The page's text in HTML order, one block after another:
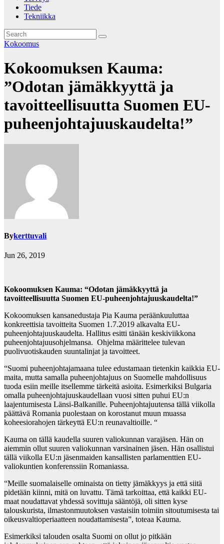
Tiede
Tekniikka
Kokoomus
Kokoomuksen Kauma:
”Odotan jämäkkyyttä ja
tavoitteellisuutta Suomen EU-
puheenjohtajuuskaudelta!”
Bykerttuvali
Jun 26, 2019
Kokoomuksen Kauma: “Odotan jämäkkyyttä ja
tavoitteellisuutta Suomen EU-puheenjohtajuuskaudelta!”
Kokoomuksen kansanedustaja Pia Kauma peräänkuuluttaa
konkreettisia tavoitteita Suomen 1.7.2019 alkavalta EU-
puheenjohtajuuskaudelta. Hallitus esitti tänään keskiviikkona
puheenjohtajuusohjelmansa. Ohjelma määrittelee tulevan
puolivuotiskauden suuntalinjat ja tavoitteet.
“Suomi puheenjohtajamaana tulee edustamaan tietenkin kaikkia EU-
maita, mutta samalla puheenjohtajuus on Suomelle mahdollisuus
tuoda esiin meille itsellemme tärkeitä asioita. Esimerkiksi Bulgaria
omalla puheenjohtajuuskaudellaan vuosi sitten puhui EU:n
laajentumisesta Länsi-Balkanille. Puheenjohtajuutensa tällä viikolla
päättävä Romania puolestaan on korostanut muun muassa
koheesiorahojen tärkeyttä EU:n reunavaltioille. “
Kauma on tällä kaudella suuren valiokunnan varajäsen. Hän on
aiemmin ollut suuren valiokunnan varsinainen jäsen. Hän osallistui
tällä viikolla EU:n jäsenmaiden kansallisten parlamenttien EU-
valiokuntien konferenssiin Romaniassa.
“Meille suomalaiselle ominaista on tietty jämäkkyys ja että siitä
pidetään kiinni, mitä on luvattu. Tämä tarkoittaa, että kaikki EU-
maat noudattavat yhdessä sovittuja sääntöjä, oli sitten kyse
talouskurista, ilmastonmuutoksen vastaisiin toimiin sitoutumisesta tai
oikeusvaltioperiaatteen noudattamisesta”, toteaa Kauma.
Esimerkiksi talouden osalta Suomi on ollut jo pitkään